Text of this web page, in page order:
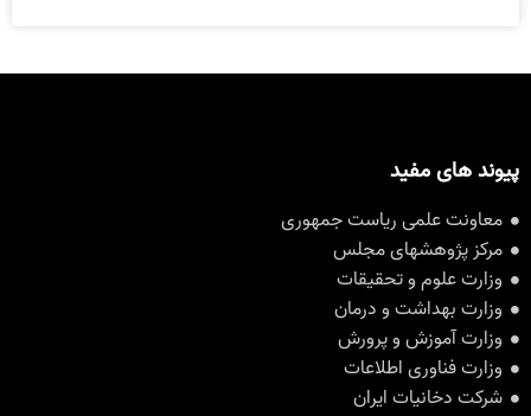
پیوند های مفید
معاونت علمی ریاست جمهوری
مرکز پژوهشهای مجلس
وزارت علوم و تحقیقات
وزارت بهداشت و درمان
وزارت آموزش و پرورش
وزارت فناوری اطلاعات
شرکت دخانیات ایران